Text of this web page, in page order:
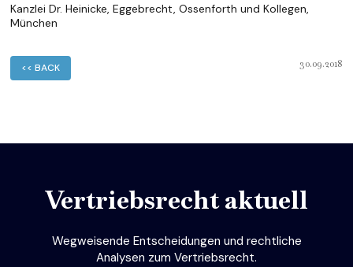
Kanzlei Dr. Heinicke, Eggebrecht, Ossenforth und Kollegen,
München
<< BACK 30.09.2018
Vertriebsrecht aktuell
Wegweisende Entscheidungen und rechtliche
Analysen zum Vertriebsrecht.